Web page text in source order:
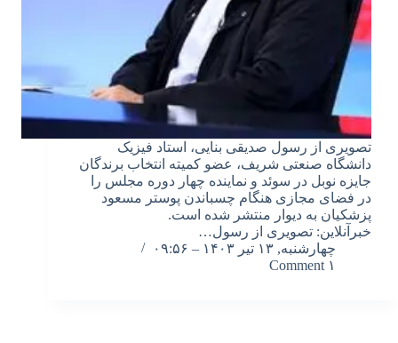
تصویری از رسول صدیقی بنایی، استاد فیزیک
دانشگاه صنعتی شریف، عضو کمیته انتخاب برندگان
جایزه نوبل در سوئد و نماینده چهار دوره مجلس را
در فضای مجازی هنگام چسباندن پوستر مسعود
پزشکیان به دیوار منتشر شده است.
خبرآنلاین: تصویری از رسول…
چهارشنبه, ۱۳ تیر ۱۴۰۳ – ۰۹:۵۶
۱ Comment